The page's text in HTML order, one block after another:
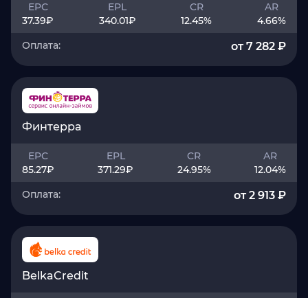
EPC
37.39₽
EPL
340.01₽
CR
12.45%
AR
4.66%
Оплата:
от 7 282 ₽
Финтерра
EPC
85.27₽
EPL
371.29₽
CR
24.95%
AR
12.04%
Оплата:
от 2 913 ₽
BelkaCredit